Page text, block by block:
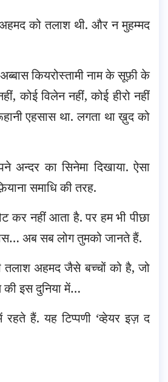
अहमद को तलाश थी. और न मुहम्मद
कियरोस्तामी नाम के सूफ़ी के
कोई विलेन नहीं, कोई हीरो नहीं
एहसास था. लगता था ख़ुद को
अन्दर का सिनेमा दिखाया. ऐसा
समाधि की तरह.
कर नहीं आता है. पर हम भी पीछा
अब सब लोग तुमको जानते हैं.
तलाश अहमद जैसे बच्चों को है, जो
इस दुनिया में…
हैं. यह टिप्पणी ‘व्हेयर इज़ द